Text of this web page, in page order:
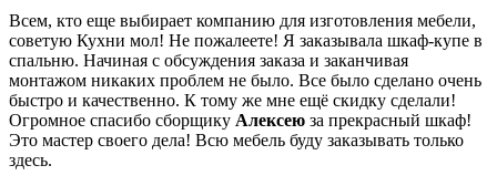
Всем, кто еще выбирает компанию для изготовления мебели,
советую Кухни мол! Не пожалеете! Я заказывала шкаф-купе в
спальню. Начиная с обсуждения заказа и заканчивая
монтажом никаких проблем не было. Все было сделано очень
быстро и качественно. К тому же мне ещё скидку сделали!
Огромное спасибо сборщику Алексею за прекрасный шкаф!
Это мастер своего дела! Всю мебель буду заказывать только
здесь.